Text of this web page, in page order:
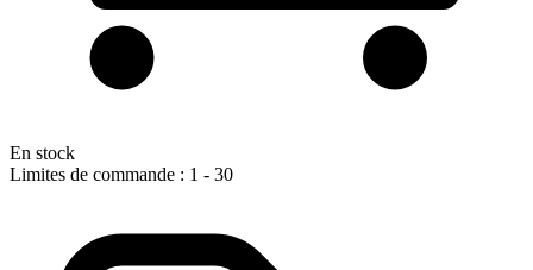
En stock
Limites de commande : 1 - 30